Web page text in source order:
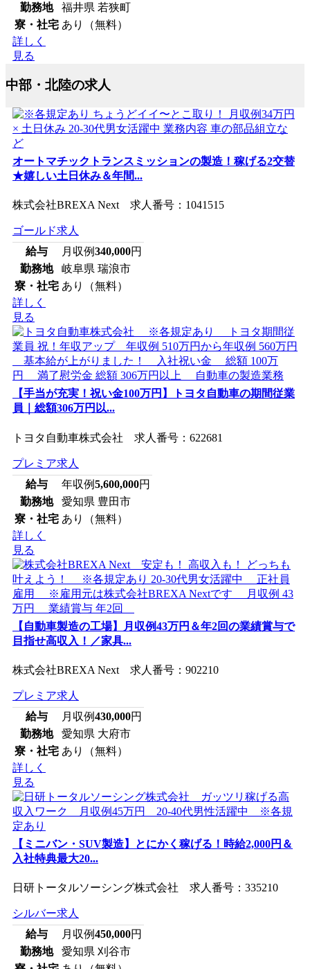
勤務地
福井県 若狭町
寮・社宅 あり（無料）
詳しく
見る
中部・北陸の求人
オートマチックトランスミッションの製造！稼げる2交替
★嬉しい土日休み＆年間...
株式会社BREXA Next 求人番号：1041515
ゴールド求人
給与
月収例340,000円
勤務地
岐阜県 瑞浪市
寮・社宅 あり（無料）
詳しく
見る
【手当が充実！祝い金100万円】トヨタ自動車の期間従業
員｜総額306万円以...
トヨタ自動車株式会社 求人番号：622681
プレミア求人
給与
年収例5,600,000円
勤務地
愛知県 豊田市
寮・社宅 あり（無料）
詳しく
見る
【自動車製造の工場】月収例43万円＆年2回の業績賞与で
目指せ高収入！／家具...
株式会社BREXA Next 求人番号：902210
プレミア求人
給与
月収例430,000円
勤務地
愛知県 大府市
寮・社宅 あり（無料）
詳しく
見る
【ミニバン・SUV製造】とにかく稼げる！時給2,000円＆
入社特典最大20...
日研トータルソーシング株式会社 求人番号：335210
シルバー求人
給与
月収例450,000円
勤務地
愛知県 刈谷市